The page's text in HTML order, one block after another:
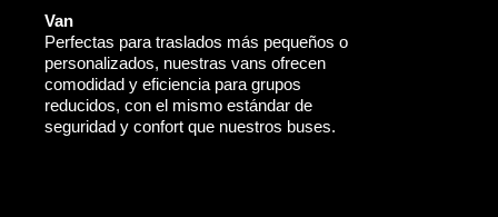
Van
Perfectas para traslados más pequeños o
personalizados, nuestras vans ofrecen
comodidad y eficiencia para grupos
reducidos, con el mismo estándar de
seguridad y confort que nuestros buses.